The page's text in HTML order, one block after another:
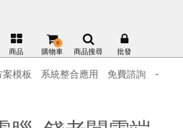
商品 購物車
0
商品搜尋 批發
模板 系統整合應用 免費諮詢 -